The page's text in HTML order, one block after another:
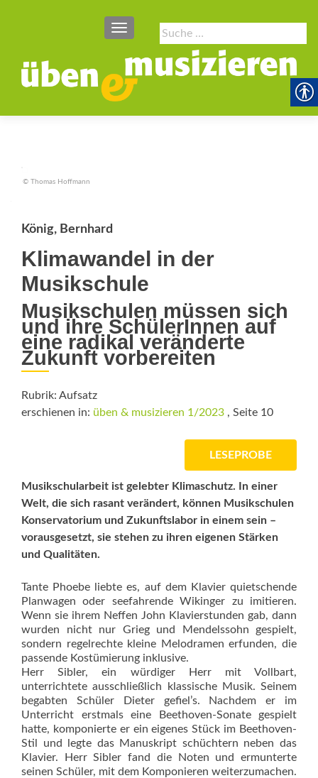
Suche
nach:
SCHALTE NAVIGATION
© Thomas Hoffmann
König, Bernhard
Klimawandel in der
Musikschule
Musikschulen müssen sich
und ihre SchülerInnen auf
eine radikal veränderte
Zukunft vorbereiten
Rubrik: Aufsatz
erschienen in: üben & musizieren 1/2023 , Seite 10
LESEPROBE
Musikschularbeit ist gelebter Klima­schutz. In einer
Welt, die sich rasant verändert, können Musikschulen
Konser­vatorium und Zukunftslabor in einem sein –
vorausgesetzt, sie stehen zu ihren eigenen Stärken
und Qualitäten.
Tante Phoebe liebte es, auf dem Klavier quietschende
Planwagen oder seefahrende Wikinger zu imitieren.
Wenn sie ihrem Neffen John Klavierstunden gab, dann
wurden nicht nur Grieg und Mendelssohn gespielt,
sondern regelrechte kleine Melodramen erfunden, die
passende Kostümierung inklusive.
Herr Sibler, ein würdiger Herr mit Vollbart,
unterrichtete ausschließlich klassische Musik. Seinem
begabten Schüler Dieter gefiel’s. Nachdem er im
Unterricht erstmals eine Beethoven-Sonate gespielt
hatte, komponierte er ein eigenes Stück im Beethoven-
Stil und legte das Manuskript schüchtern neben das
Klavier. Herr Sibler fand die Noten und ermunterte
seinen Schüler, mit dem Komponieren weiterzumachen.